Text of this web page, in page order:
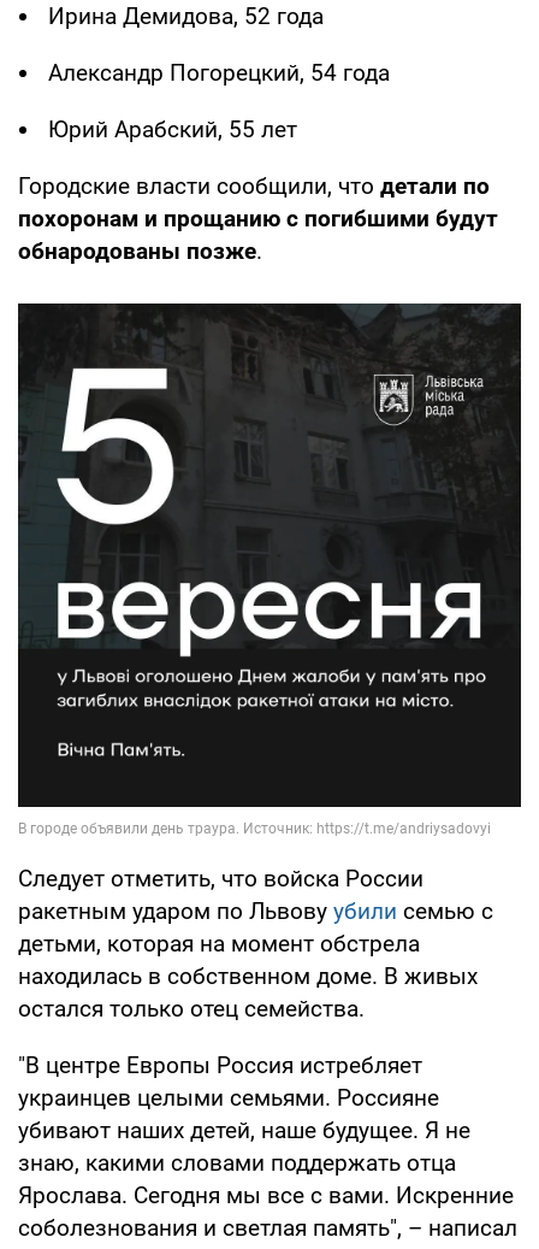
Ирина Демидова, 52 года
Александр Погорецкий, 54 года
Юрий Арабский, 55 лет
Городские власти сообщили, что детали по
похоронам и прощанию с погибшими будут
обнародованы позже.
Следует отметить, что войска России
ракетным ударом по Львову убили семью с
детьми, которая на момент обстрела
находилась в собственном доме. В живых
остался только отец семейства.
"В центре Европы Россия истребляет
украинцев целыми семьями. Россияне
убивают наших детей, наше будущее. Я не
знаю, какими словами поддержать отца
Ярослава. Сегодня мы все с вами. Искренние
соболезнования и светлая память", – написал